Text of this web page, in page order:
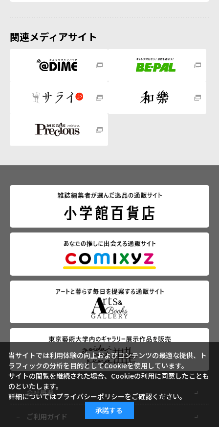
関連メディアサイト
会社概要
ご利用ガイド
当サイトでは利用体験の向上およびコンテンツの最適な提供、ト
ラフィックの分析を目的としてCookieを使用しています。
サイトの閲覧を継続された場合、Cookieの利用に同意したことも
のといたします。
詳細についてはプライバシーポリシーをご確認ください。
承諾する